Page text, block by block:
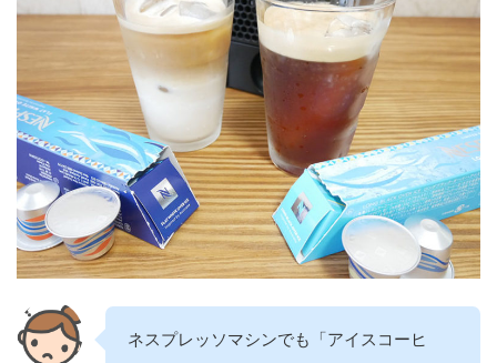
ネスプレッソマシンでも「アイスコーヒ